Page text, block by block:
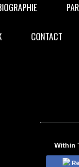
CONTACT
Within